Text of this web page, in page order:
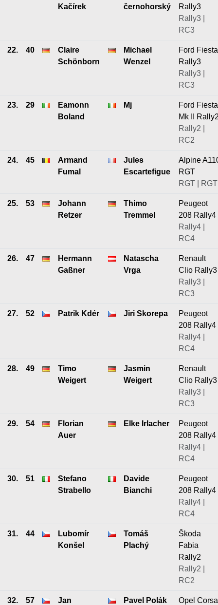
Kačírek
černohorský
Rally3
Rally3 |
RC3
22. 40
Claire
Schönborn
Michael
Wenzel
Ford Fiesta
Rally3
Rally3 |
RC3
23. 29
Eamonn
Boland
Mj
Ford Fiesta
Mk II
Rally2 |
RC2
24. 45
Armand
Fumal
Jules
Escartefigue
Alpine
RGT
RGT | RGT
25. 53
Johann
Retzer
Thimo
Tremmel
Peugeot
208 Rally4
Rally4 |
RC4
26. 47
Hermann
Gaßner
Natascha
Vrga
Renault
Clio Rally3
Rally3 |
RC3
27. 52 Patrik Kdér Jiri Skorepa
Peugeot
208 Rally4
Rally4 |
RC4
28. 49
Timo
Weigert
Jasmin
Weigert
Renault
Clio Rally3
Rally3 |
RC3
29. 54
Florian
Auer
Elke Irlacher
Peugeot
208 Rally4
Rally4 |
RC4
30. 51
Stefano
Strabello
Davide
Bianchi
Peugeot
208 Rally4
Rally4 |
RC4
31. 44
Lubomír
Konšel
Tomáš
Plachý
Škoda
Fabia
Rally2
Rally2 |
RC2
32. 57
Jan
Pavel Polák
Opel Corsa